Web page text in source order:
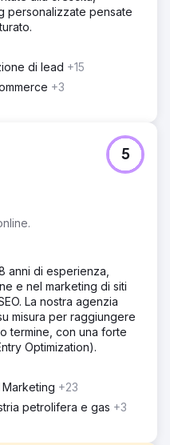
personalizzate pensate
di lead +15
+3
5
anni di esperienza,
e nel marketing di siti
La nostra agenzia
misura per raggiungere
termine, con una forte
Optimization).
+23
petrolifera e gas +3